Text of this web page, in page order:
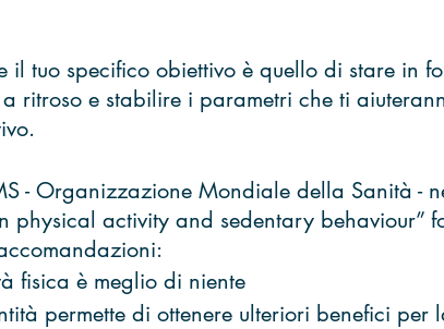
tuo specifico obiettivo è quello di stare in
ritroso e stabilire i parametri che ti
- Organizzazione Mondiale della Sanità -
physical activity and sedentary behaviour”
fisica è meglio di niente
permette di ottenere ulteriori benefici per